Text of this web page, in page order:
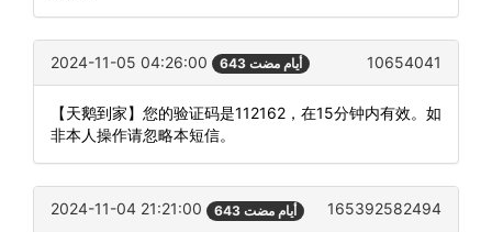
2024-11-05 04:26:00 643 أيام مضت 10654041
【天鹅到家】您的验证码是112162，在15分钟内有效。如
非本人操作请忽略本短信。
2024-11-04 21:21:00 643 أيام مضت 165392582494